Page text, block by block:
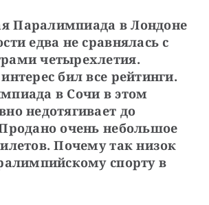
Паралимпиада в Лондоне
едва не сравнялась с
четырехлетия.
бил все рейтинги.
в Сочи в этом
недотягивает до
очень небольшое
Почему так низок
спорту в